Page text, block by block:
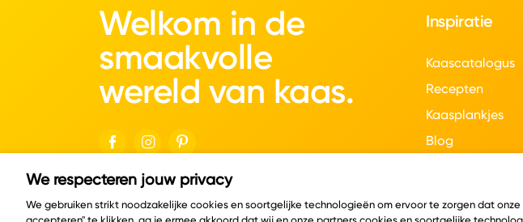
Welkom in de
smaakvolle
wereld van kaas.
© Copyright 2026 Velder
Inspiratie
Kaascatalogus
Recepten
Kaasplankjes
Blog
We respecteren jouw privacy
We gebruiken strikt noodzakelijke cookies en soortgelijke technologieën om ervoor te zorgen dat